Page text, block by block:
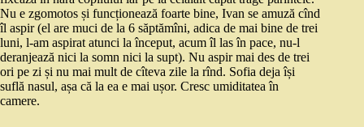
Nu e zgomotos și funcționează foarte bine, Ivan se amuză cînd
îl aspir (el are muci de la 6 săptămîni, adica de mai bine de trei
luni, l-am aspirat atunci la început, acum îl las în pace, nu-l
deranjează nici la somn nici la supt). Nu aspir mai des de trei
ori pe zi și nu mai mult de cîteva zile la rînd. Sofia deja își
suflă nasul, așa că la ea e mai ușor. Cresc umiditatea în
camere.